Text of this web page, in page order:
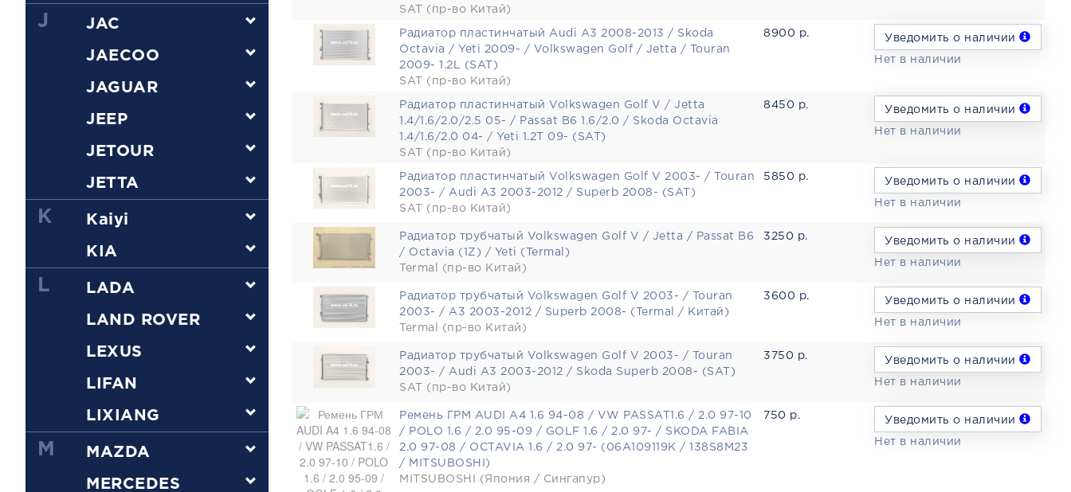
J JAC
JAECOO
JAGUAR
JEEP
JETOUR
JETTA
K Kaiyi
KIA
L LADA
LAND ROVER
LEXUS
LIFAN
LIXIANG
M MAZDA
MERCEDES
SAT (пр-во Китай)
Радиатор пластинчатый Audi A3 2008-2013 / Skoda
Octavia / Yeti 2009- / Volkswagen Golf / Jetta / Touran
2009- 1.2L (SAT)
SAT (пр-во Китай)
8900 р. Уведомить о наличии
Нет в наличии
Радиатор пластинчатый Volkswagen Golf V / Jetta
1.4/1.6/2.0/2.5 05- / Passat B6 1.6/2.0 / Skoda Octavia
1.4/1.6/2.0 04- / Yeti 1.2T 09- (SAT)
SAT (пр-во Китай)
8450 р. Уведомить о наличии
Нет в наличии
Радиатор пластинчатый Volkswagen Golf V 2003- / Touran
2003- / Audi A3 2003-2012 / Superb 2008- (SAT)
SAT (пр-во Китай)
5850 р. Уведомить о наличии
Нет в наличии
Радиатор трубчатый Volkswagen Golf V / Jetta / Passat B6
/ Octavia (1Z) / Yeti (Termal)
Termal (пр-во Китай)
3250 р. Уведомить о наличии
Нет в наличии
Радиатор трубчатый Volkswagen Golf V 2003- / Touran
2003- / A3 2003-2012 / Superb 2008- (Termal / Китай)
Termal (пр-во Китай)
3600 р. Уведомить о наличии
Нет в наличии
Радиатор трубчатый Volkswagen Golf V 2003- / Touran
2003- / Audi A3 2003-2012 / Skoda Superb 2008- (SAT)
SAT (пр-во Китай)
3750 р. Уведомить о наличии
Нет в наличии
Ремень ГРМ AUDI A4 1.6 94-08 / VW PASSAT1.6 / 2.0 97-10
/ POLO 1.6 / 2.0 95-09 / GOLF 1.6 / 2.0 97- / SKODA FABIA
2.0 97-08 / OCTAVIA 1.6 / 2.0 97- (06A109119K / 138S8M23
/ MITSUBOSHI)
MITSUBOSHI (Япония / Сингапур)
750 р. Уведомить о наличии
Нет в наличии